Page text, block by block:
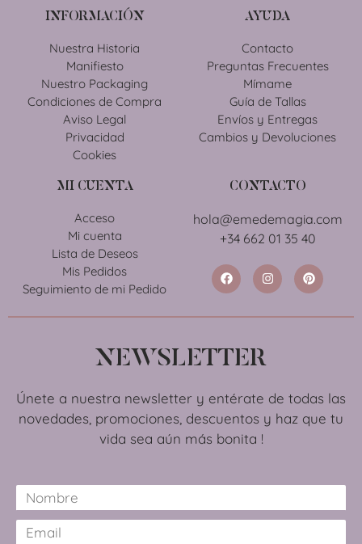
INFORMACIÓN
Nuestra Historia
Manifiesto
Nuestro Packaging
Condiciones de Compra
Aviso Legal
Privacidad
Cookies
AYUDA
Contacto
Preguntas Frecuentes
Mímame
Guía de Tallas
Envíos y Entregas
Cambios y Devoluciones
MI CUENTA
Acceso
Mi cuenta
Lista de Deseos
Mis Pedidos
Seguimiento de mi Pedido
CONTACTO
hola@emedemagia.com
+34 662 01 35 40
NEWSLETTER
Únete a nuestra newsletter y entérate de todas las
novedades, promociones, descuentos y haz que tu
vida sea aún más bonita !